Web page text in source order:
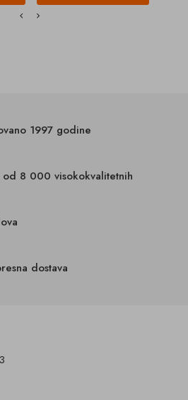
1997 godine
od 8 000 visokokvalitetnih
dostava